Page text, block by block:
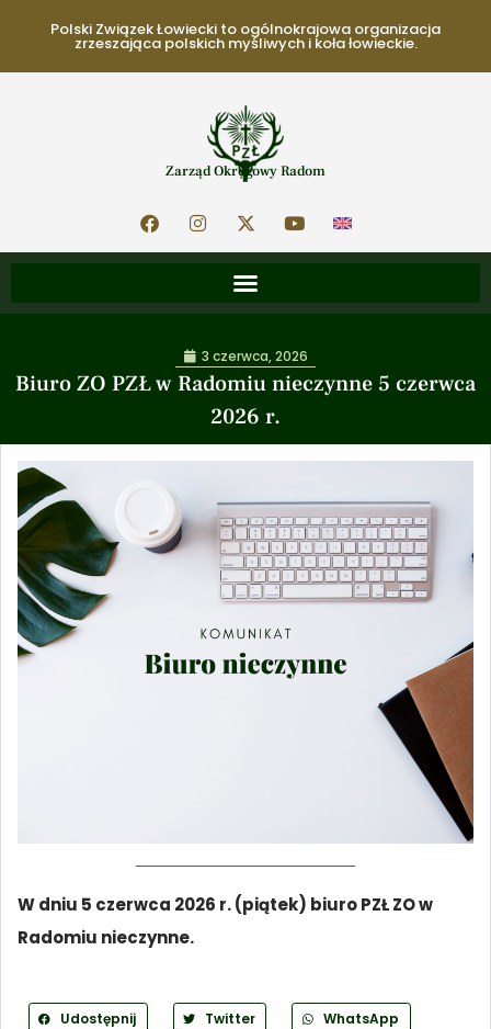
Polski Związek Łowiecki to ogólnokrajowa organizacja
zrzeszająca polskich myśliwych i koła łowieckie.
Zarząd Okręgowy Radom
Biuro ZO PZŁ w Radomiu nieczynne 5 czerwca
2026 r.
3 czerwca, 2026
W dniu 5 czerwca 2026 r. (piątek) biuro PZŁ ZO w
Radomiu nieczynne.
Udostępnij Twitter WhatsApp